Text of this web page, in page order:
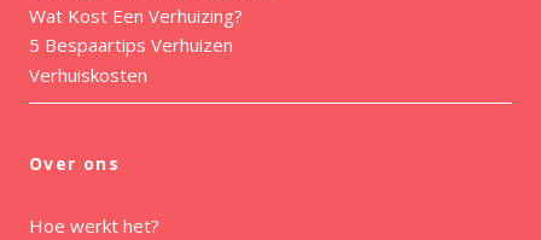
Wat Kost Een Verhuizing?
5 Bespaartips Verhuizen
Verhuiskosten
Over ons
Hoe werkt het?